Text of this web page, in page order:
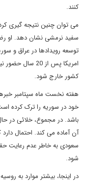
کنند.
می توان چنین نتیجه گیری کرد
سفید نرمشی نشان دهد. او
توسعه رویدادها در عراق و
امریکا پس از
کشور خارج شود.
هفته نخست ماه سپتامبر
خود در سوریه را ترک کرده
باشد. در مجموع، خلائی در
آن آماده می کند. احتمال
سعودی به خاطر عدم رعایت
شود.
در اینجا، بیشتر موارد به